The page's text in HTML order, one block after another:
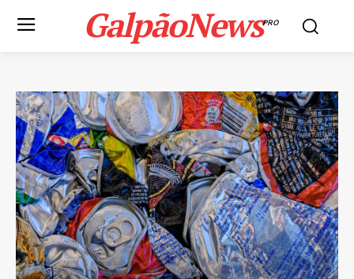
GalpãoNewsPRO